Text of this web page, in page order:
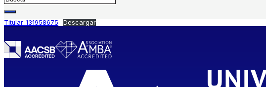
Titular_131958675 Descargar